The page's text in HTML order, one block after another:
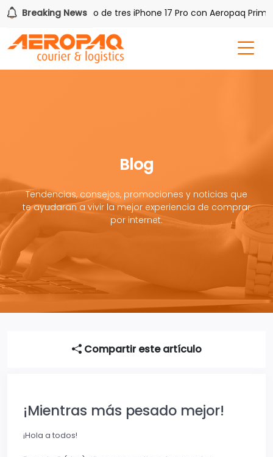
Breaking News
Gana uno de tres iPhone 17 Pro con Aeropaq Prime
Blog
Tendencias, consejos, promociones y noticias que
te ayudaran a vivir la mejor experiencia de comprar
por internet.
Compartir este artículo
¡Mientras más pesado mejor!
¡Hola a todos!